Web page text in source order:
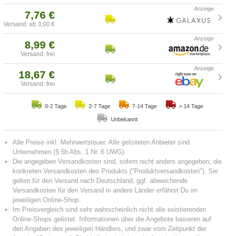
7,76 €
Versand: ab 3,00 €
8,99 €
Versand: frei
18,67 €
Versand: frei
0-2 Tage 2-7 Tage 7-14 Tage > 14 Tage
Unbekannt